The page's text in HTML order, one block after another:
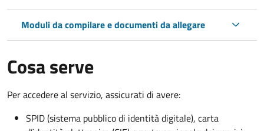
Moduli da compilare e documenti da allegare
Cosa serve
Per accedere al servizio, assicurati di avere:
SPID (sistema pubblico di identità digitale), carta